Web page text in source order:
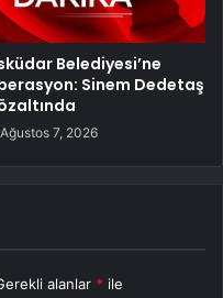
Belediyesi’ne
Sinem Dedetaş
Ağustos 7, 2026
alanlar * ile